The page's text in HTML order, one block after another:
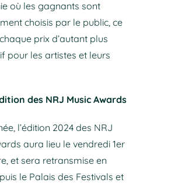
où les gagnants sont
choisis par le public, ce
prix d’autant plus
pour les artistes et leurs
des NRJ Music Awards
l’édition 2024 des NRJ
aura lieu le vendredi 1er
et sera retransmise en
le Palais des Festivals et